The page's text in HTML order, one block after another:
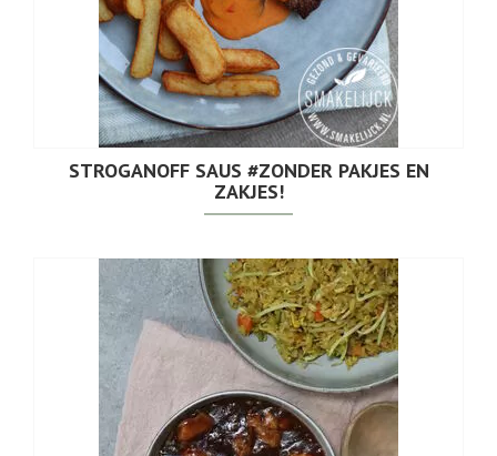
STROGANOFF SAUS #ZONDER PAKJES EN
ZAKJES!